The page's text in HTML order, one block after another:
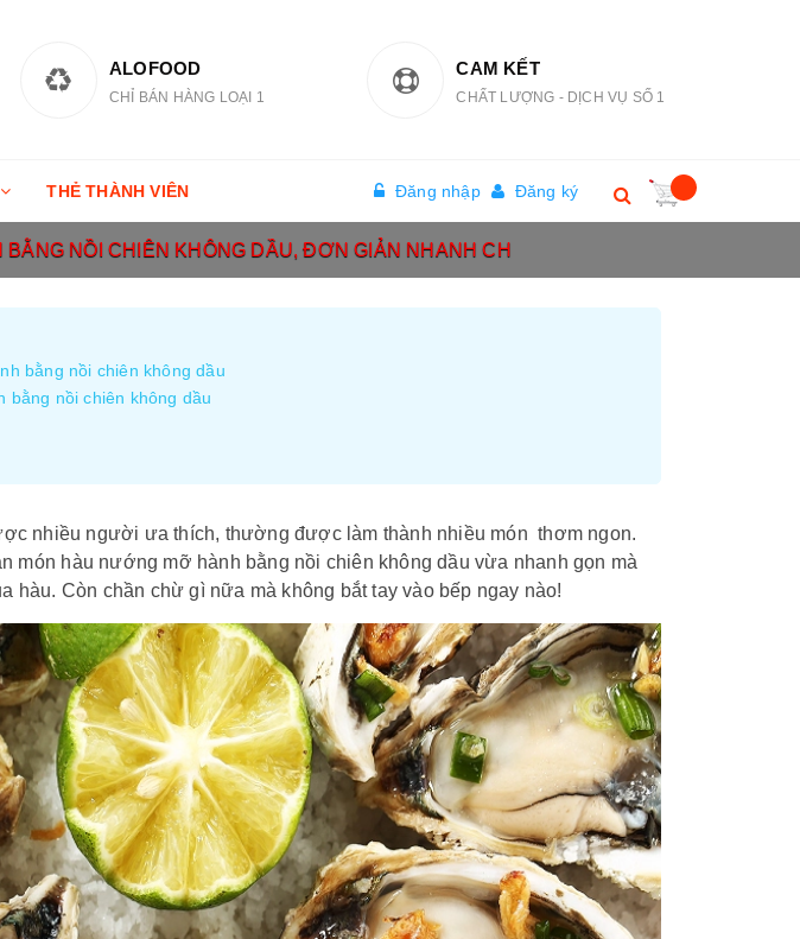
ALOFOOD
CHỈ BÁN HÀNG LOẠI 1
CAM KẾT
CHẤT LƯỢNG - DỊCH VỤ SỐ 1
THẺ THÀNH VIÊN Đăng nhập Đăng ký
NỒI CHIÊN KHÔNG DẦU, ĐƠN GIẢN NHANH CH
bằng nồi chiên không dầu
bằng nồi chiên không dầu
nhiều người ưa thích, thường được làm thành nhiều món thơm ngon.
món hàu nướng mỡ hành bằng nồi chiên không dầu vừa nhanh gọn mà
hàu. Còn chần chừ gì nữa mà không bắt tay vào bếp ngay nào!